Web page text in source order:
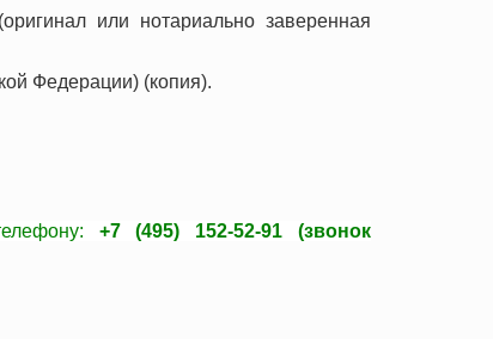
оригинал или нотариально заверенная
Федерации) (копия).
+7 (495) 152-52-91 (звонок